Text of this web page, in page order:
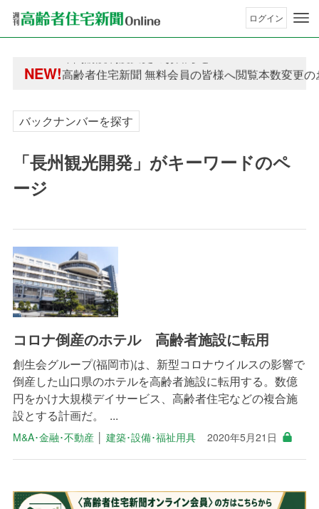
ログイン
NEW!高齢者住宅新聞 無料会員の皆様へ閲覧本数変更
高齢者住宅新聞 無料会員の皆様へ閲覧本数変更
バックナンバーを探す
「長州観光開発」がキーワードのペ
ージ
コロナ倒産のホテル 高齢者施設に転用
創生会グループ(福岡市)は、新型コロナウイルスの影響で
倒産した山口県のホテルを高齢者施設に転用する。数億
円をかけ大規模デイサービス、高齢者住宅などの複合施
設とする計画だ。 ...
M&A･金融･不動産│ 建築･設備･福祉用具 2020年5月21日